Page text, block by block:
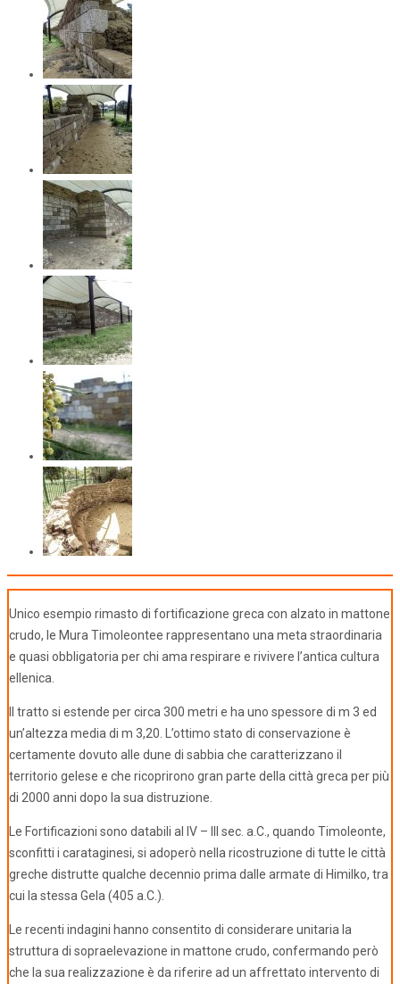
Unico esempio rimasto di fortificazione greca con alzato in mattone
crudo, le Mura Timoleontee rappresentano una meta straordinaria
e quasi obbligatoria per chi ama respirare e rivivere l’antica cultura
ellenica.
Il tratto si estende per circa 300 metri e ha uno spessore di m 3 ed
un’altezza media di m 3,20. L’ottimo stato di conservazione è
certamente dovuto alle dune di sabbia che caratterizzano il
territorio gelese e che ricoprirono gran parte della città greca per più
di 2000 anni dopo la sua distruzione.
Le Fortificazioni sono databili al IV – III sec. a.C., quando Timoleonte,
sconfitti i carataginesi, si adoperò nella ricostruzione di tutte le città
greche distrutte qualche decennio prima dalle armate di Himilko, tra
cui la stessa Gela (405 a.C.).
Le recenti indagini hanno consentito di considerare unitaria la
struttura di sopraelevazione in mattone crudo, confermando però
che la sua realizzazione è da riferire ad un affrettato intervento di